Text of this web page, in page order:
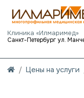
Клиника «Илмаримед»
Цены на услуги